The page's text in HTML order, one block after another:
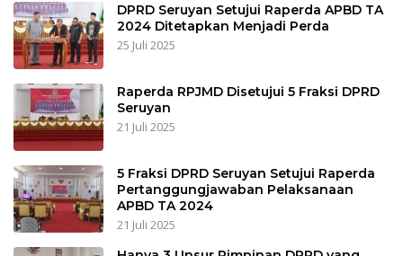
DPRD Seruyan Setujui Raperda APBD TA
2024 Ditetapkan Menjadi Perda
25 Juli 2025
Raperda RPJMD Disetujui 5 Fraksi DPRD
Seruyan
21 Juli 2025
5 Fraksi DPRD Seruyan Setujui Raperda
Pertanggungjawaban Pelaksanaan
APBD TA 2024
21 Juli 2025